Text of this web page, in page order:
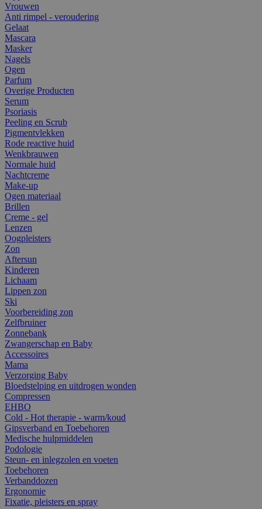
Vrouwen
Anti rimpel - veroudering
Gelaat
Mascara
Masker
Nagels
Ogen
Parfum
Overige Producten
Serum
Psoriasis
Peeling en Scrub
Pigmentvlekken
Rode reactive huid
Wenkbrauwen
Normale huid
Nachtcreme
Make-up
Ogen materiaal
Brillen
Creme - gel
Lenzen
Oogpleisters
Zon
Aftersun
Kinderen
Lichaam
Lippen zon
Ski
Voorbereiding zon
Zelfbruiner
Zonnebank
Zwangerschap en Baby
Accessoires
Mama
Verzorging Baby
Bloedstelping en uitdrogen wonden
Compressen
EHBO
Cold - Hot therapie - warm/koud
Gipsverband en Toebehoren
Medische hulpmiddelen
Podologie
Steun- en inlegzolen en voeten
Toebehoren
Verbanddozen
Ergonomie
Fixatie, pleisters en spray